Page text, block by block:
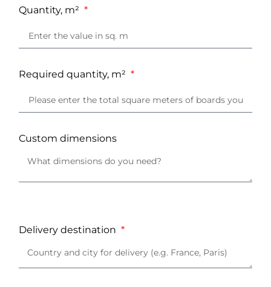
Quantity, m²
Required quantity, m²
Custom dimensions
Delivery destination